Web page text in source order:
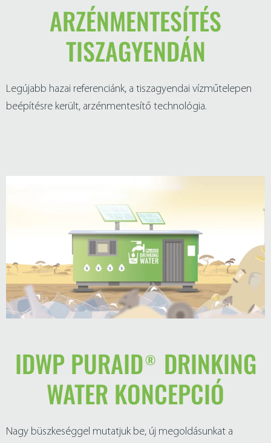
ARZÉNMENTESÍTÉS
TISZAGYENDÁN
Legújabb hazai referenciánk, a tiszagyendai vízműtelepen
beépítésre került, arzénmentesítő technológia.
IDWP PURAID® DRINKING
WATER KONCEPCIÓ
Nagy büszkeséggel mutatjuk be, új megoldásunkat a